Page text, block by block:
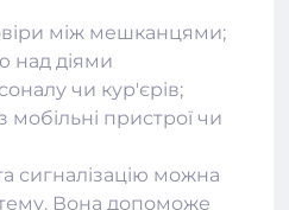
між мешканцями;
над діями
чи кур'єрів;
мобільні пристрої чи
сигналізацію можна
Вона допоможе